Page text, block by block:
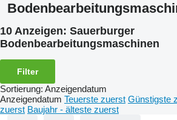
10 Anzeigen: Sauerburger
Bodenbearbeitungsmaschinen
Filter
Sortierung: Anzeigendatum
Anzeigendatum Teuerste zuerst Günstigste
zuerst Baujahr - älteste zuerst